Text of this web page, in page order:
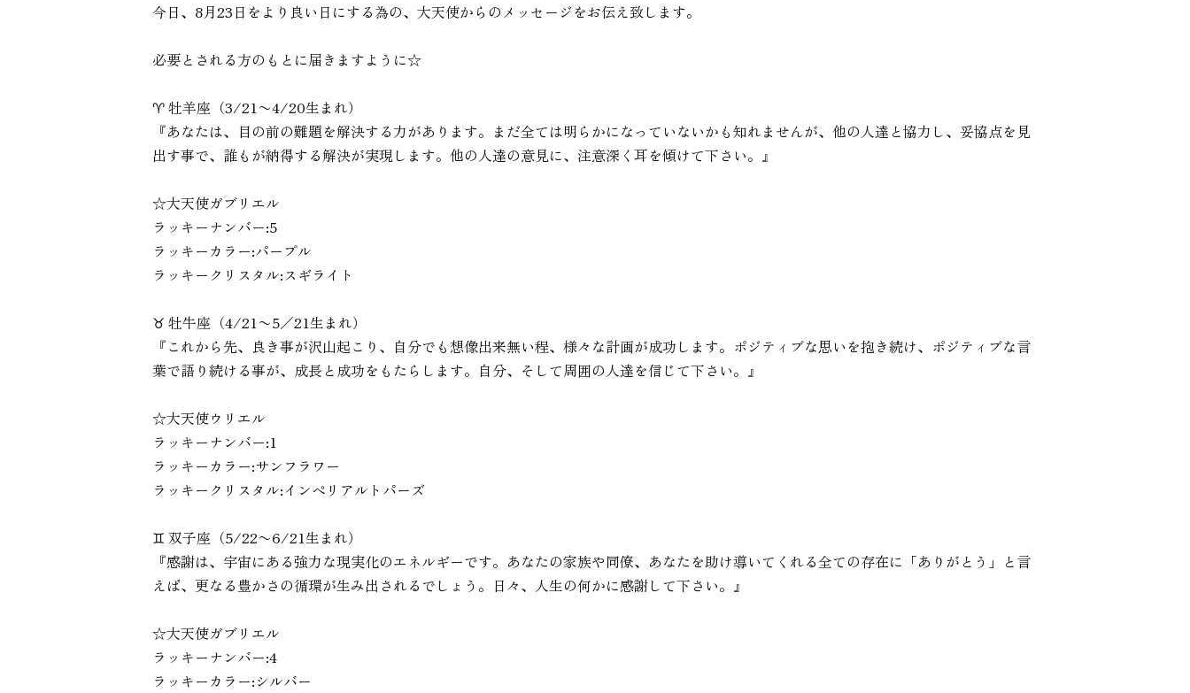
今日、8月23日をより良い日にする為の、大天使からのメッセージをお伝え致します。
必要とされる方のもとに届きますように☆
♈︎ 牡羊座（3/21〜4/20生まれ）
『あなたは、目の前の難題を解決する力があります。まだ全ては明らかになっていないかも知れませんが、他の人達と協力し、妥協点を見
出す事で、誰もが納得する解決が実現します。他の人達の意見に、注意深く耳を傾けて下さい。』
☆大天使ガブリエル
ラッキーナンバー:5
ラッキーカラー:パープル
ラッキークリスタル:スギライト
♉︎ 牡牛座（4/21〜5／21生まれ）
『これから先、良き事が沢山起こり、自分でも想像出来無い程、様々な計画が成功します。ポジティブな思いを抱き続け、ポジティブな言
葉で語り続ける事が、成長と成功をもたらします。自分、そして周囲の人達を信じて下さい。』
☆大天使ウリエル
ラッキーナンバー:1
ラッキーカラー:サンフラワー
ラッキークリスタル:インペリアルトパーズ
♊︎ 双子座（5/22〜6/21生まれ）
『感謝は、宇宙にある強力な現実化のエネルギーです。あなたの家族や同僚、あなたを助け導いてくれる全ての存在に「ありがとう」と言
えば、更なる豊かさの循環が生み出されるでしょう。日々、人生の何かに感謝して下さい。』
☆大天使ガブリエル
ラッキーナンバー:4
ラッキーカラー:シルバー